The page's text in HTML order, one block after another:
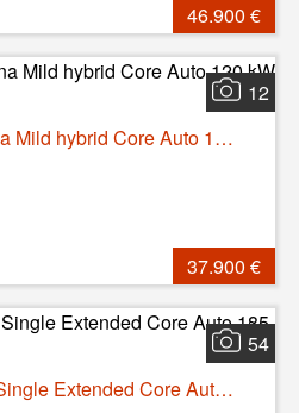
46.900 €
12
Volvo XC40 B3 Gasolina Mild hybrid Core Auto 120 kW (163 CV)
37.900 €
54
Volvo XC40 Recharge Single Extended Core Auto 185 kW (252 CV)